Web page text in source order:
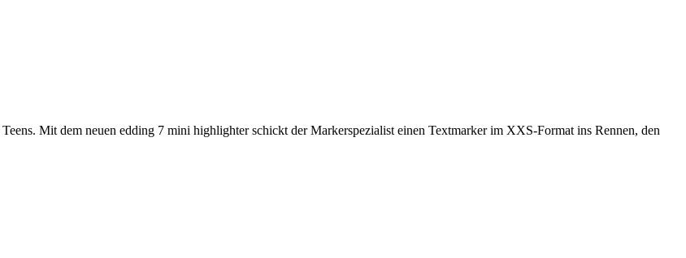
Mit dem neuen edding 7 mini highlighter schickt der Markerspezialist einen Textmarker im XXS-Format ins Rennen, den